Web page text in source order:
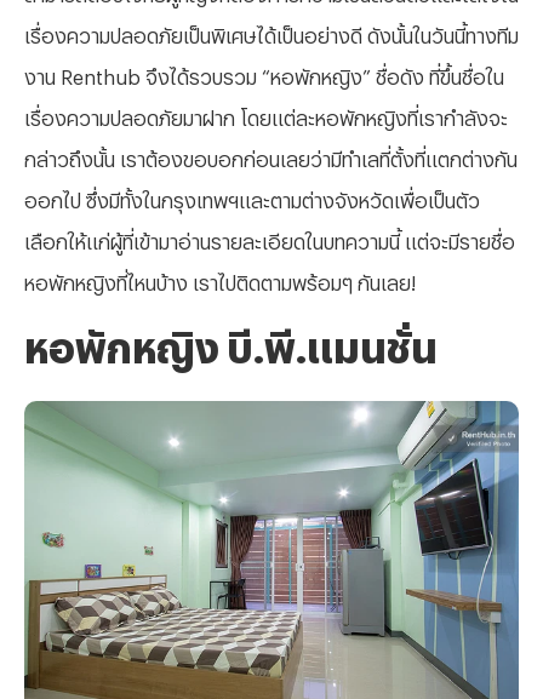
เรื่องความปลอดภัยเป็นพิเศษได้เป็นอย่างดี ดังนั้นในวันนี้ทางทีม
งาน Renthub จึงได้รวบรวม “หอพักหญิง” ชื่อดัง ที่ขึ้นชื่อใน
เรื่องความปลอดภัยมาฝาก โดยแต่ละหอพักหญิงที่เรากำลังจะ
กล่าวถึงนั้น เราต้องขอบอกก่อนเลยว่ามีทำเลที่ตั้งที่แตกต่างกัน
ออกไป ซึ่งมีทั้งในกรุงเทพฯและตามต่างจังหวัดเพื่อเป็นตัว
เลือกให้แก่ผู้ที่เข้ามาอ่านรายละเอียดในบทความนี้ แต่จะมีรายชื่อ
หอพักหญิงที่ไหนบ้าง เราไปติดตามพร้อมๆ กันเลย!
หอพักหญิง บี.พี.แมนชั่น